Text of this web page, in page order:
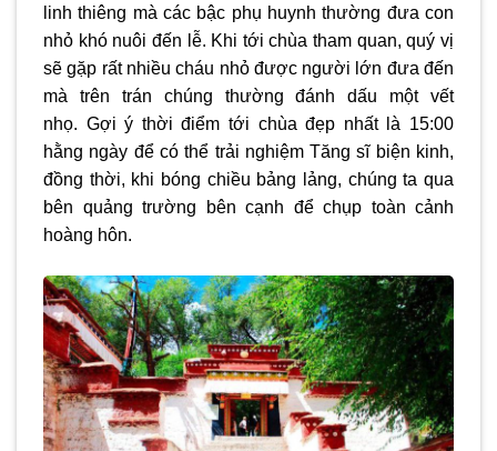
linh thiêng mà các bậc phụ huynh thường đưa con
nhỏ khó nuôi đến lễ. Khi tới chùa tham quan, quý vị
sẽ gặp rất nhiều cháu nhỏ được người lớn đưa đến
mà trên trán chúng thường đánh dấu một vết
nhọ. Gợi ý thời điểm tới chùa đẹp nhất là 15:00
hằng ngày để có thể trải nghiệm Tăng sĩ biện kinh,
đồng thời, khi bóng chiều bảng lảng, chúng ta qua
bên quảng trường bên cạnh để chụp toàn cảnh
hoàng hôn.